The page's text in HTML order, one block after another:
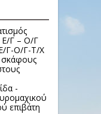
Ε/Γ – Ο/Γ
Ε/Γ-Ο/Γ-Τ/Χ
σκάφους
-
επιβάτη